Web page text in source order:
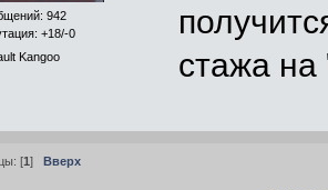
942
+18/-0
Kangoo
стажа
[1]Вверх